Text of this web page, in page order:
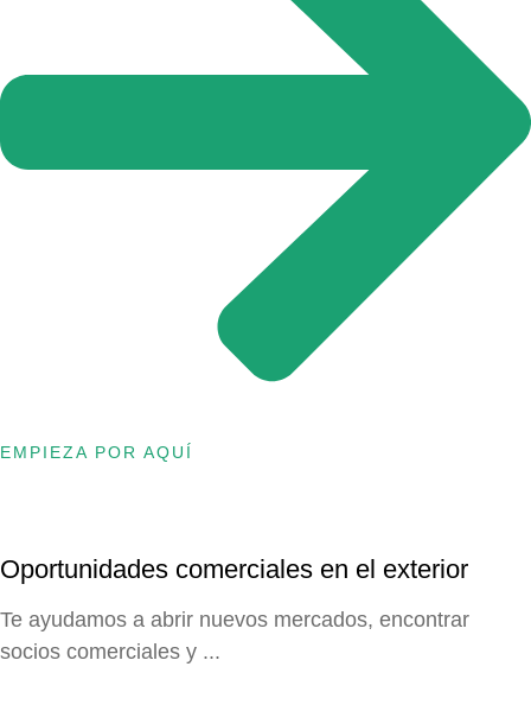
EMPIEZA POR AQUÍ
Oportunidades comerciales en el exterior
Te ayudamos a abrir nuevos mercados, encontrar
socios comerciales y ...